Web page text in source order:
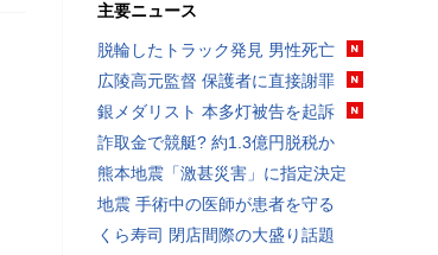
主要ニュース
脱輪したトラック発見 男性死亡
広陵高元監督 保護者に直接謝罪
銀メダリスト 本多灯被告を起訴
詐取金で競艇? 約1.3億円脱税か
熊本地震「激甚災害」に指定決定
地震 手術中の医師が患者を守る
くら寿司 閉店間際の大盛り話題